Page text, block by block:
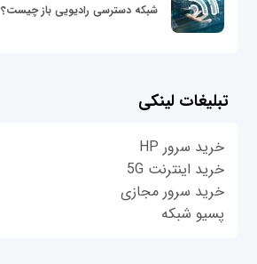
شبکه دسترسی رادیویی باز چیست؟
تبلیغات لینکی
خرید سرور HP
خرید اینترنت 5G
خرید سرور مجازی
پسیو شبکه